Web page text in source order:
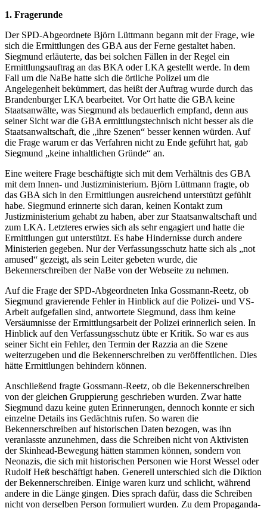
1. Fragerunde
Der SPD-Abgeordnete Björn Lüttmann begann mit der Frage, wie
sich die Ermittlungen des GBA aus der Ferne gestaltet haben.
Siegmund erläuterte, das bei solchen Fällen in der Regel ein
Ermittlungsauftrag an das BKA oder LKA gestellt werde. In dem
Fall um die NaBe hatte sich die örtliche Polizei um die
Angelegenheit bekümmert, das heißt der Auftrag wurde durch das
Brandenburger LKA bearbeitet. Vor Ort hatte die GBA keine
Staatsanwälte, was Siegmund als bedauerlich empfand, denn aus
seiner Sicht war die GBA ermittlungstechnisch nicht besser als die
Staatsanwaltschaft, die „ihre Szenen“ besser kennen würden. Auf
die Frage warum er das Verfahren nicht zu Ende geführt hat, gab
Siegmund „keine inhaltlichen Gründe“ an.
Eine weitere Frage beschäftigte sich mit dem Verhältnis des GBA
mit dem Innen- und Justizministerium. Björn Lüttmann fragte, ob
das GBA sich in den Ermittlungen ausreichend unterstützt gefühlt
habe. Siegmund erinnerte sich daran, keinen Kontakt zum
Justizministerium gehabt zu haben, aber zur Staatsanwaltschaft und
zum LKA. Letzteres erwies sich als sehr engagiert und hatte die
Ermittlungen gut unterstützt. Es habe Hindernisse durch andere
Ministerien gegeben. Nur der Verfassungsschutz hatte sich als „not
amused“ gezeigt, als sein Leiter gebeten wurde, die
Bekennerschreiben der NaBe von der Webseite zu nehmen.
Auf die Frage der SPD-Abgeordneten Inka Gossmann-Reetz, ob
Siegmund gravierende Fehler in Hinblick auf die Polizei- und VS-
Arbeit aufgefallen sind, antwortete Siegmund, dass ihm keine
Versäumnisse der Ermittlungsarbeit der Polizei erinnerlich seien. In
Hinblick auf den Verfassungsschutz übte er Kritik. So war es aus
seiner Sicht ein Fehler, den Termin der Razzia an die Szene
weiterzugeben und die Bekennerschreiben zu veröffentlichen. Dies
hätte Ermittlungen behindern können.
Anschließend fragte Gossmann-Reetz, ob die Bekennerschreiben
von der gleichen Gruppierung geschrieben wurden. Zwar hatte
Siegmund dazu keine guten Erinnerungen, dennoch konnte er sich
einzelne Details ins Gedächtnis rufen. So waren die
Bekennerschreiben auf historischen Daten bezogen, was ihn
veranlasste anzunehmen, dass die Schreiben nicht von Aktivisten
der Skinhead-Bewegung hätten stammen können, sondern von
Neonazis, die sich mit historischen Personen wie Horst Wessel oder
Rudolf Heß beschäftigt haben. Generell unterschied sich die Diktion
der Bekennerschreiben. Einige waren kurz und schlicht, während
andere in die Länge gingen. Dies sprach dafür, dass die Schreiben
nicht von derselben Person formuliert wurden. Zu dem Propaganda-